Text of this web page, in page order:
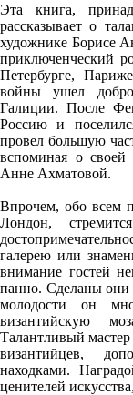
Эта книга,
рассказывает о
художнике Борисе
приключенческий
Петербурге,
войны ушел
Галиции. После
Россию и
провел большую
вспоминая о своей
Анне Ахматовой.
Впрочем, обо всем
Лондон,
галерею или
внимание гостей
панно. Сделаны
молодости он
византийскую
Талантливый
византийцев,
находками.
ценителей